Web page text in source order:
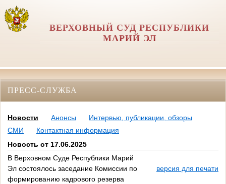
ВЕРХОВНЫЙ СУД РЕСПУБЛИКИ
МАРИЙ ЭЛ
ПРЕСС-СЛУЖБА
Новости Анонсы
Интервью, публикации, обзоры
СМИ
Контактная информация
Новость от 17.06.2025
В Верховном Суде Республики Марий
Эл состоялось заседание Комиссии по
формированию кадрового резерва
версия для печати